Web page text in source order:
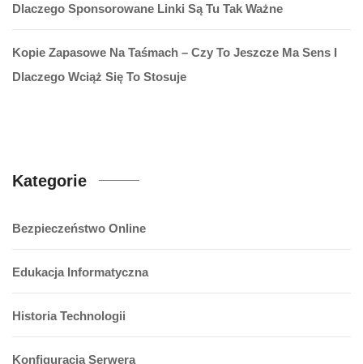
Dlaczego Sponsorowane Linki Są Tu Tak Ważne
Kopie Zapasowe Na Taśmach – Czy To Jeszcze Ma Sens I
Dlaczego Wciąż Się To Stosuje
Kategorie
Bezpieczeństwo Online
Edukacja Informatyczna
Historia Technologii
Konfiguracja Serwera